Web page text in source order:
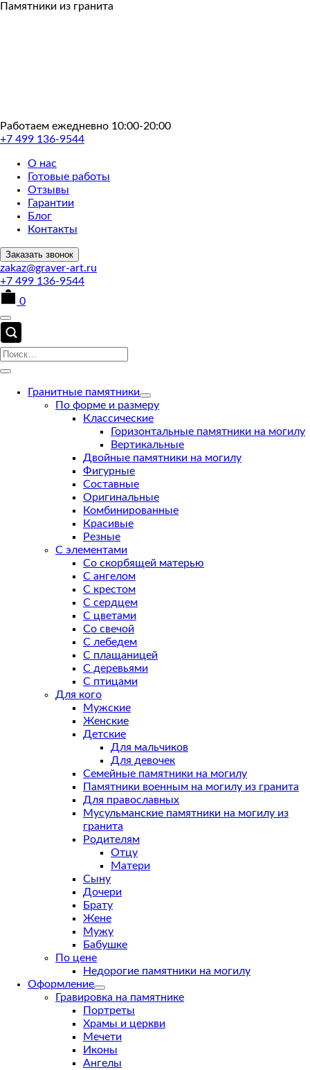
Пропустить
Памятники из гранита
Работаем ежедневно 10:00-20:00
+7 499 136-9544
О нас
Готовые работы
Отзывы
Гарантии
Блог
Контакты
Заказать звонок
zakaz@graver-art.ru
+7 499 136-9544
0
Гранитные памятники
По форме и размеру
Классические
Горизонтальные памятники на могилу
Вертикальные
Двойные памятники на могилу
Фигурные
Составные
Оригинальные
Комбинированные
Красивые
Резные
С элементами
Со скорбящей матерью
С ангелом
С крестом
С сердцем
С цветами
Со свечой
С лебедем
С плащаницей
С деревьями
С птицами
Для кого
Мужские
Женские
Детские
Для мальчиков
Для девочек
Семейные памятники на могилу
Памятники военным на могилу из гранита
Для православных
Мусульманские памятники на могилу из
гранита
Родителям
Отцу
Матери
Сыну
Дочери
Брату
Жене
Мужу
Бабушке
По цене
Недорогие памятники на могилу
Оформление
Гравировка на памятнике
Портреты
Храмы и церкви
Мечети
Иконы
Ангелы